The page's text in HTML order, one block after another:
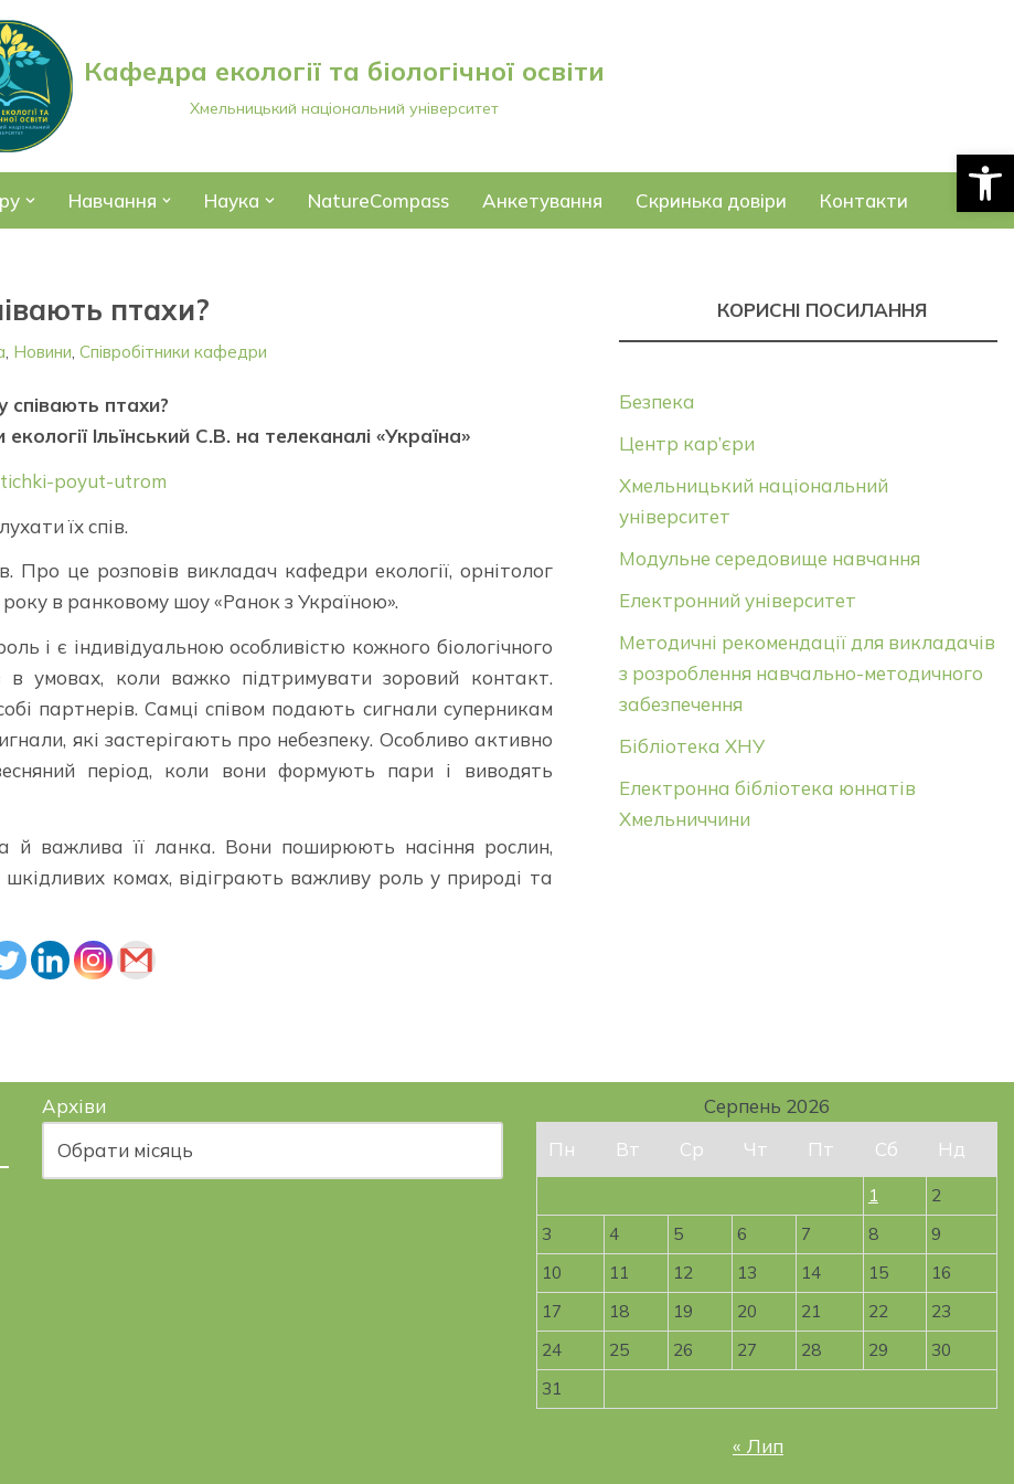
Кафедра екології та біологічної освіти
Хмельницький національний університет
Навчання Наука NatureCompass Анкетування Скринька довіри Контакти
птахи?
, Новини, Співробітники кафедри
співають птахи?
екології Ільїнський С.В. на телеканалі «Україна»
poyut-utrom
їх спів.
Про це розповів викладач кафедри екології, орнітолог
в ранковому шоу «Ранок з Україною».
і є індивідуальною особливістю кожного біологічного
умовах, коли важко підтримувати зоровий контакт.
партнерів. Самці співом подають сигнали суперникам
які застерігають про небезпеку. Особливо активно
період, коли вони формують пари і виводять
важлива її ланка. Вони поширюють насіння рослин,
комах, відіграють важливу роль у природі та
КОРИСНІ ПОСИЛАННЯ
Безпека
Центр кар’єри
Хмельницький національний
університет
Модульне середовище навчання
Електронний університет
Методичні рекомендації для викладачів
з розроблення навчально-методичного
забезпечення
Бібліотека ХНУ
Електронна бібліотека юннатів
Хмельниччини
Архіви
Серпень 2026
Пн
Вт Ср Чт Пт Сб Нд
1
2
3
4 5 6 7 8
9
10
11 12 13 14 15
16
17
18 19 20 21 22
23
24
25 26 27 28 29
30
31
« Лип